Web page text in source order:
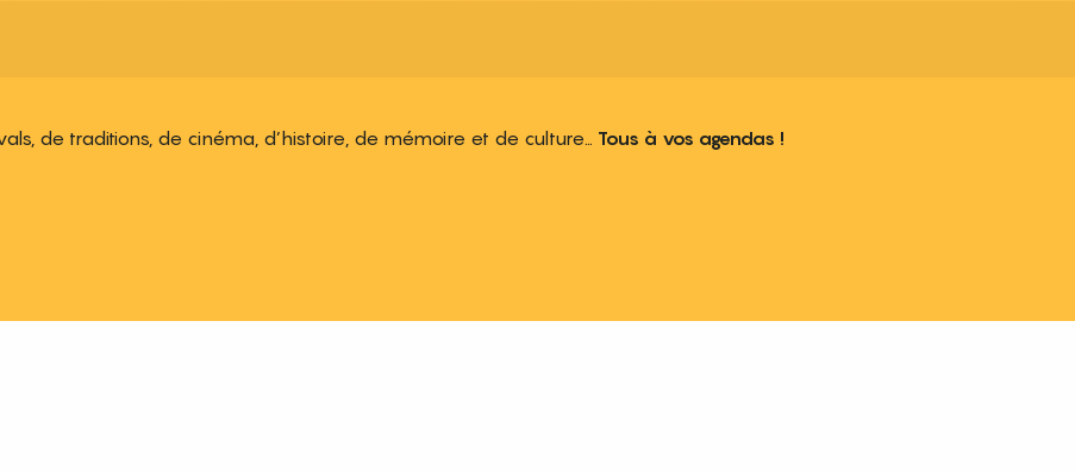
de traditions, de cinéma, d’histoire, de mémoire et de culture… Tous à vos agendas !
favoris